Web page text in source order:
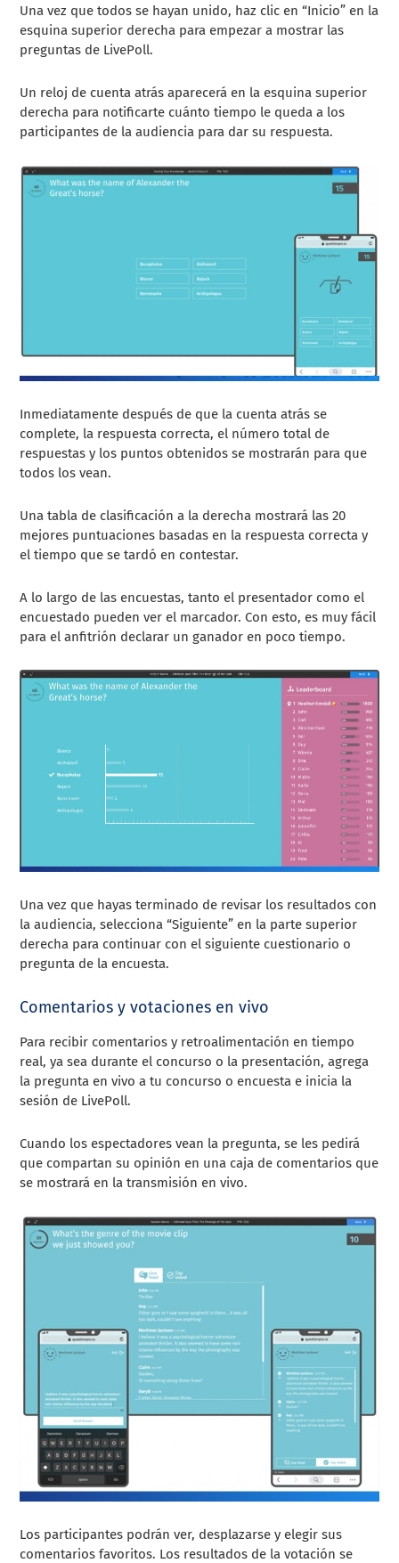
Una vez que todos se hayan unido, haz clic en “Inicio” en la
esquina superior derecha para empezar a mostrar las
preguntas de LivePoll.
Un reloj de cuenta atrás aparecerá en la esquina superior
derecha para notificarte cuánto tiempo le queda a los
participantes de la audiencia para dar su respuesta.
Inmediatamente después de que la cuenta atrás se
complete, la respuesta correcta, el número total de
respuestas y los puntos obtenidos se mostrarán para que
todos los vean.
Una tabla de clasificación a la derecha mostrará las 20
mejores puntuaciones basadas en la respuesta correcta y
el tiempo que se tardó en contestar.
A lo largo de las encuestas, tanto el presentador como el
encuestado pueden ver el marcador. Con esto, es muy fácil
para el anfitrión declarar un ganador en poco tiempo.
Una vez que hayas terminado de revisar los resultados con
la audiencia, selecciona “Siguiente” en la parte superior
derecha para continuar con el siguiente cuestionario o
pregunta de la encuesta.
Comentarios y votaciones en vivo
Para recibir comentarios y retroalimentación en tiempo
real, ya sea durante el concurso o la presentación, agrega
la pregunta en vivo a tu concurso o encuesta e inicia la
sesión de LivePoll.
Cuando los espectadores vean la pregunta, se les pedirá
que compartan su opinión en una caja de comentarios que
se mostrará en la transmisión en vivo.
Los participantes podrán ver, desplazarse y elegir sus
comentarios favoritos. Los resultados de la votación se